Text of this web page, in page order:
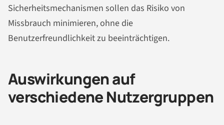
Sicherheitsmechanismen sollen das Risiko von
Missbrauch minimieren, ohne die
Benutzerfreundlichkeit zu beeinträchtigen.
Auswirkungen auf
verschiedene Nutzergruppen